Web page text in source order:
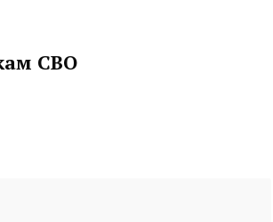
СВО